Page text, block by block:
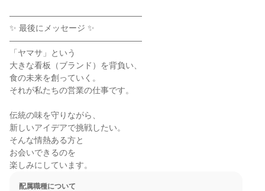
――――――――――――――――
✨ 最後にメッセージ ✨
――――――――――――――――
「ヤマサ」という
大きな看板（ブランド）を背負い、
食の未来を創っていく。
それが私たちの営業の仕事です。
伝統の味を守りながら、
新しいアイデアで挑戦したい。
そんな情熱ある方と
お会いできるのを
楽しみにしています。
配属職種について